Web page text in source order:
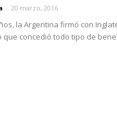
- 20 marzo, 2016
la Argentina firmó con
que concedió todo tipo de